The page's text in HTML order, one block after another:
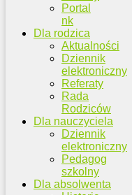
Portal
nk
Dla rodzica
Aktualności
Dziennik
elektroniczny
Referaty
Rada
Rodziców
Dla nauczyciela
Dziennik
elektroniczny
Pedagog
szkolny
Dla absolwenta